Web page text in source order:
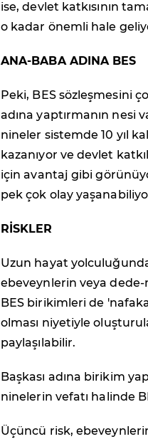
ise, devlet katkısının
o kadar önemli hale
ANA-BABA ADINA BES
Peki, BES sözleşmesini
adına yaptırmanın nesi
nineler sistemde 10 yıl
kazanıyor ve devlet
için avantaj gibi
pek çok olay
RİSKLER
Uzun hayat
ebeveynlerin veya
BES birikimleri de
olması niyetiyle
paylaşılabilir.
Başkası adına birikim
ninelerin vefatı halinde
Üçüncü risk,